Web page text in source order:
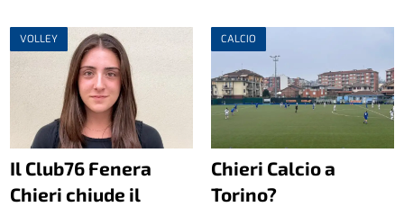
VOLLEY
Il Club76 Fenera
Chieri chiude il
CALCIO
Chieri Calcio a
Torino?